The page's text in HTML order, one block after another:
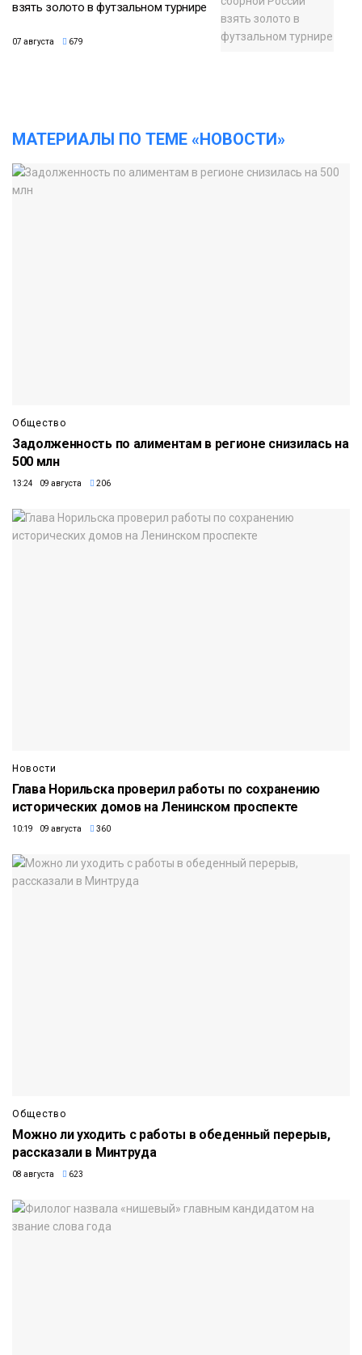
взять золото в футзальном турнире
07 августа 679
МАТЕРИАЛЫ ПО ТЕМЕ «НОВОСТИ»
Общество
Задолженность по алиментам в регионе снизилась на
500 млн
13:24 09 августа 206
Новости
Глава Норильска проверил работы по сохранению
исторических домов на Ленинском проспекте
10:19 09 августа 360
Общество
Можно ли уходить с работы в обеденный перерыв,
рассказали в Минтруда
08 августа 623